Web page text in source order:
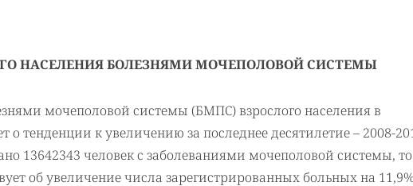
НАСЕЛЕНИЯ БОЛЕЗНЯМИ МОЧЕПОЛОВОЙ СИСТЕМЫ
мочеполовой системы (БМПС) взрослого населения в
о тенденции к увеличению за последнее десятилетие – 2008-
13642343 человек с заболеваниями мочеполовой системы,
об увеличение числа зарегистрированных больных на